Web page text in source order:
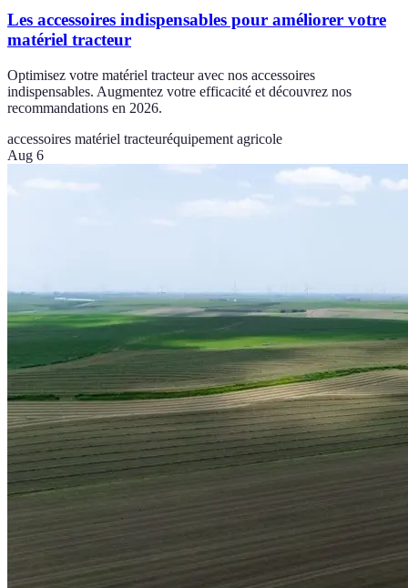
Les accessoires indispensables pour améliorer votre
matériel tracteur
Optimisez votre matériel tracteur avec nos accessoires
indispensables. Augmentez votre efficacité et découvrez nos
recommandations en 2026.
accessoires matériel tracteuréquipement agricole
Aug 6